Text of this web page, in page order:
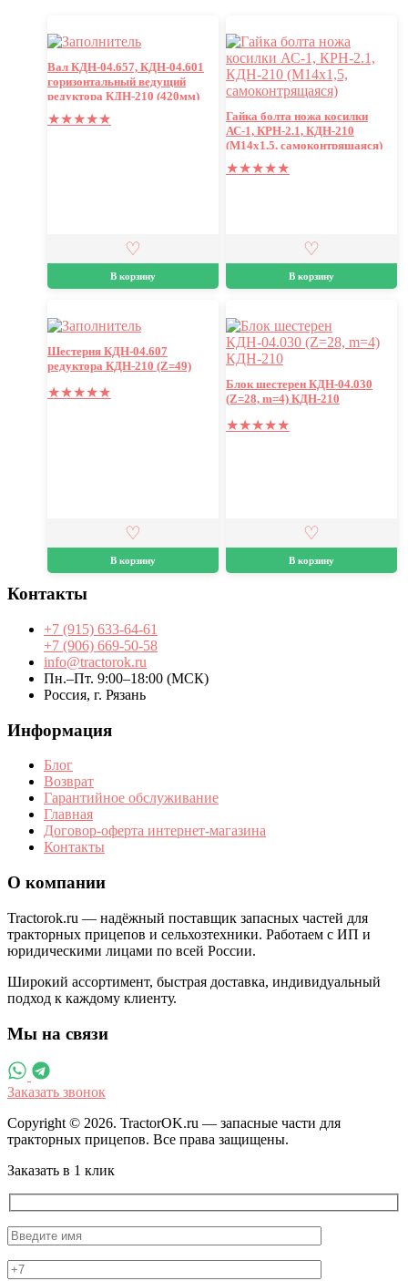
Вал КДН-04.657, КДН-04.601
горизонтальный ведущий
редуктора КДН-210 (420мм)
★★★★★
В корзину
Гайка болта ножа косилки
АС-1, КРН-2.1, КДН-210
(М14х1,5, самоконтрящаяся)
★★★★★
В корзину
Шестерня КДН-04.607
редуктора КДН-210 (Z=49)
★★★★★
В корзину
Блок шестерен КДН-04.030
(Z=28, m=4) КДН-210
★★★★★
В корзину
Контакты
+7 (915) 633-64-61
+7 (906) 669-50-58
info@tractorok.ru
Пн.–Пт. 9:00–18:00 (МСК)
Россия, г. Рязань
Информация
Блог
Возврат
Гарантийное обслуживание
Главная
Договор-оферта интернет-магазина
Контакты
О компании
Tractorok.ru — надёжный поставщик запасных частей для
тракторных прицепов и сельхозтехники. Работаем с ИП и
юридическими лицами по всей России.
Широкий ассортимент, быстрая доставка, индивидуальный
подход к каждому клиенту.
Мы на связи
Заказать звонок
Copyright © 2026. TractorOK.ru — запасные части для
тракторных прицепов. Все права защищены.
Заказать в 1 клик